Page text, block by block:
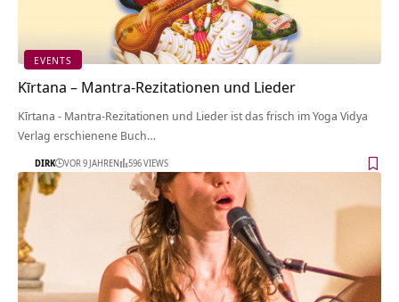
EVENTS
Kīrtana – Mantra-Rezitationen und Lieder
Kīrtana - Mantra-Rezitationen und Lieder ist das frisch im Yoga Vidya
Verlag erschienene Buch…
DIRK VOR 9 JAHREN 596 VIEWS